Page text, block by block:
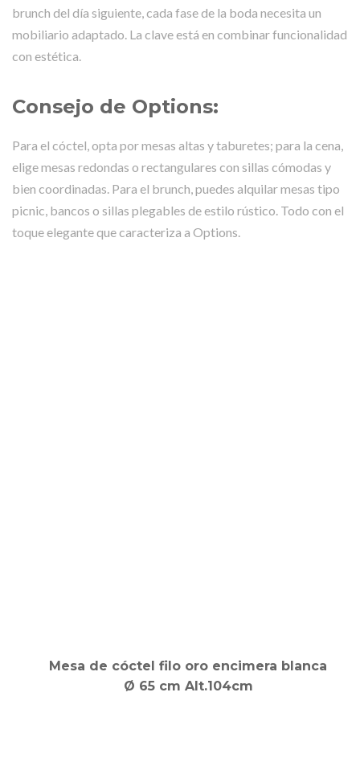
brunch del día siguiente, cada fase de la boda necesita un
mobiliario adaptado. La clave está en combinar funcionalidad
con estética.
Consejo de Options:
Para el cóctel, opta por mesas altas y taburetes; para la cena,
elige mesas redondas o rectangulares con sillas cómodas y
bien coordinadas. Para el brunch, puedes alquilar mesas tipo
picnic, bancos o sillas plegables de estilo rústico. Todo con el
toque elegante que caracteriza a Options.